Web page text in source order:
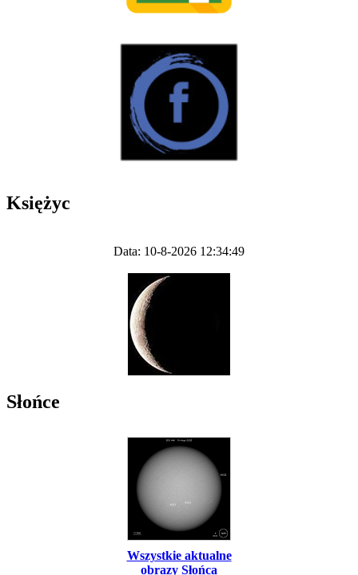
Księżyc
Data: 10-8-2026 12:34:49
Słońce
Wszystkie aktualne
obrazy Słońca